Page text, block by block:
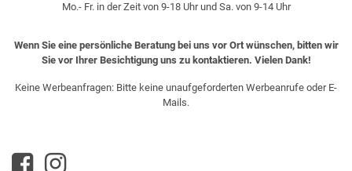
Mo.- Fr. in der Zeit von 9-18 Uhr und Sa. von 9-14 Uhr
Wenn Sie eine persönliche Beratung bei uns vor Ort wünschen, bitten wir
Sie vor Ihrer Besichtigung uns zu kontaktieren. Vielen Dank!
Keine Werbeanfragen: Bitte keine unaufgeforderten Werbeanrufe oder E-
Mails.